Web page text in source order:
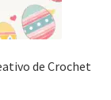
de Crochet